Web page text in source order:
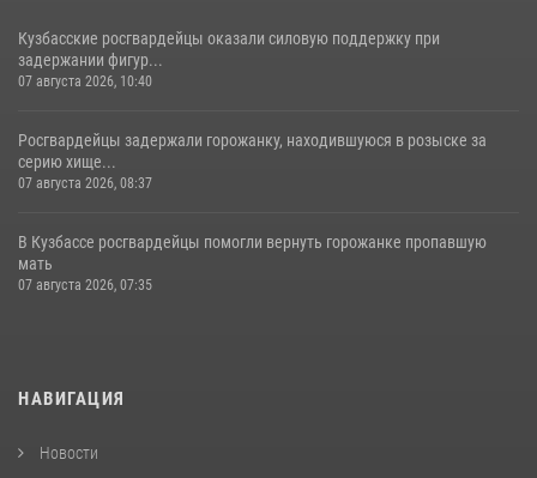
Кузбасские росгвардейцы оказали силовую поддержку при
задержании фигур...
07 августа 2026, 10:40
Росгвардейцы задержали горожанку, находившуюся в розыске за
серию хище...
07 августа 2026, 08:37
В Кузбассе росгвардейцы помогли вернуть горожанке пропавшую
мать
07 августа 2026, 07:35
НАВИГАЦИЯ
Новости